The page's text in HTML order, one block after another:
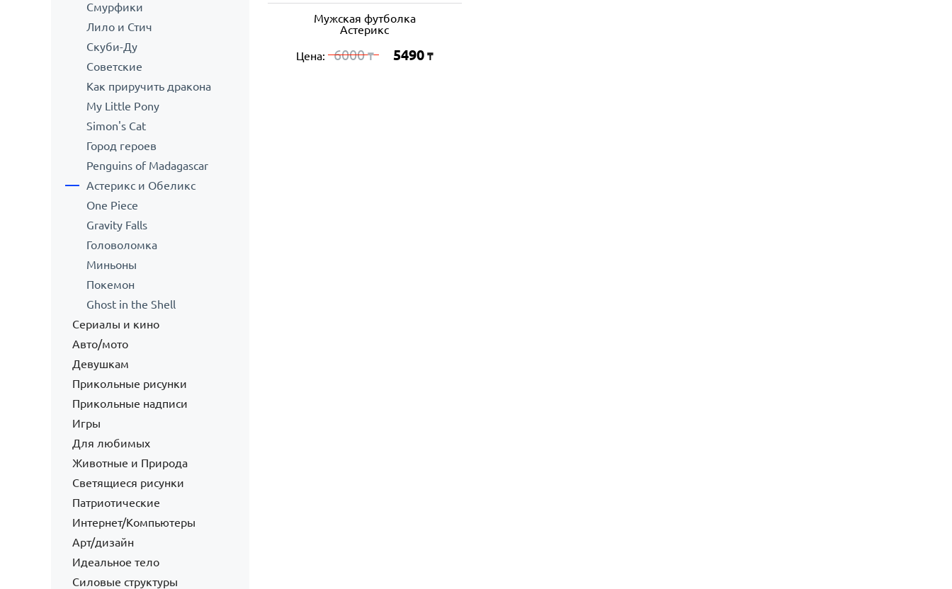
Смурфики
Лило и Стич
Скуби-Ду
Советские
Как приручить дракона
My Little Pony
Simon's Cat
Город героев
Penguins of Madagascar
Астерикс и Обеликс
One Piece
Gravity Falls
Головоломка
Миньоны
Покемон
Ghost in the Shell
Сериалы и кино
Авто/мото
Девушкам
Прикольные рисунки
Прикольные надписи
Игры
Для любимых
Животные и Природа
Светящиеся рисунки
Патриотические
Интернет/Компьютеры
Арт/дизайн
Идеальное тело
Силовые структуры
Мужская футболка
Астерикс
Цена: 6000₸ 5490 ₸